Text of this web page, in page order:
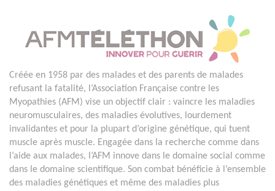
Créée en 1958 par des malades et des parents de malades
refusant la fatalité, l’Association Française contre les
Myopathies (AFM) vise un objectif clair : vaincre les maladies
neuromusculaires, des maladies évolutives, lourdement
invalidantes et pour la plupart d’origine génétique, qui tuent
muscle après muscle. Engagée dans la recherche comme dans
l’aide aux malades, l’AFM innove dans le domaine social comme
dans le domaine scientifique. Son combat bénéficie à l’ensemble
des maladies génétiques et même des maladies plus